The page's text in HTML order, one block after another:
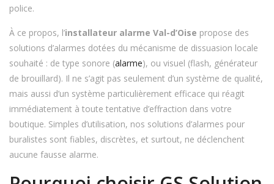
police.
À ce propos, l’installateur alarme Val-d’Oise propose des
solutions d’alarmes dotées du mécanisme de dissuasion locale
souhaité : de type sonore (alarme), ou visuel (flash, générateur
de brouillard). Il ne s’agit pas seulement d’un système de qualité,
mais aussi d’un système particulièrement efficace qui réagit
immédiatement à toute tentative d’effraction dans votre
boutique. Simples d’utilisation, nos solutions d’alarmes pour
buralistes sont fiables, discrètes, et surtout, ne déclenchent
aucune fausse alarme.